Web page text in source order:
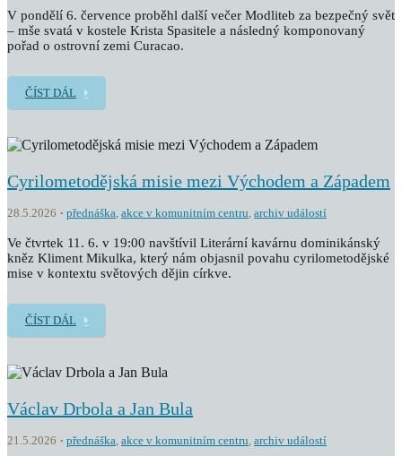
V pondělí 6. července proběhl další večer Modliteb za bezpečný svět
– mše svatá v kostele Krista Spasitele a následný komponovaný
pořad o ostrovní zemi Curacao.
ČÍST DÁL
Cyrilometodějská misie mezi Východem a Západem
28.5.2026 přednáška, akce v komunitním centru, archiv událostí
Ve čtvrtek 11. 6. v 19:00 navštívil Literární kavárnu dominikánský
kněz Kliment Mikulka, který nám objasnil povahu cyrilometodějské
mise v kontextu světových dějin církve.
ČÍST DÁL
Václav Drbola a Jan Bula
21.5.2026 přednáška, akce v komunitním centru, archiv událostí